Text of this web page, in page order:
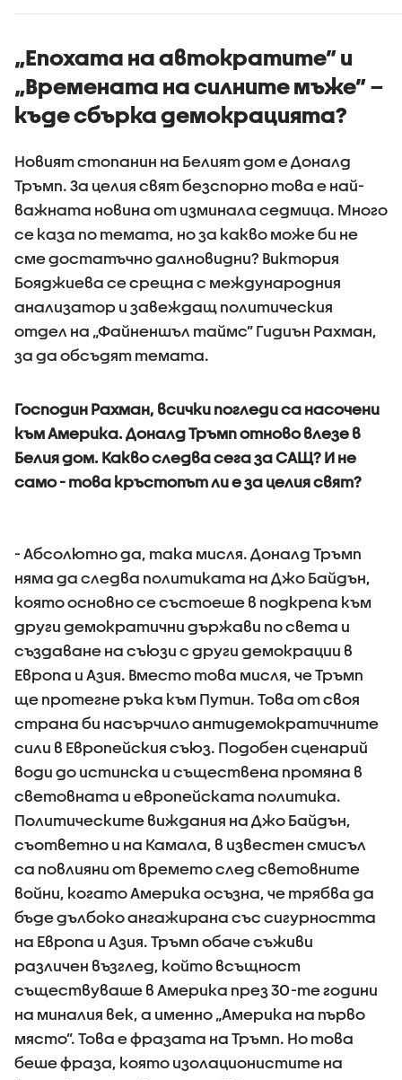
„Епохата на автократите” и
„Времената на силните мъже” –
къде сбърка демокрацията?
Новият стопанин на Белият дом е Доналд
Тръмп. За целия свят безспорно това е най-
важната новина от изминала седмица. Много
се каза по темата, но за какво може би не
сме достатъчно далновидни? Виктория
Бояджиева се срещна с международния
анализатор и завеждащ политическия
отдел на „Файненшъл таймс” Гидиън Рахман,
за да обсъдят темата.
Господин Рахман, всички погледи са насочени
към Америка. Доналд Тръмп отново влезе в
Белия дом. Какво следва сега за САЩ? И не
само - това кръстопът ли е за целия свят?
- Абсолютно да, така мисля. Доналд Тръмп
няма да следва политиката на Джо Байдън,
която основно се състоеше в подкрепа към
други демократични държави по света и
създаване на съюзи с други демокрации в
Европа и Азия. Вместо това мисля, че Тръмп
ще протегне ръка към Путин. Това от своя
страна би насърчило антидемократичните
сили в Европейския съюз. Подобен сценарий
води до истинска и съществена промяна в
световната и европейската политика.
Политическите виждания на Джо Байдън,
съответно и на Камала, в известен смисъл
са повлияни от времето след световните
войни, когато Америка осъзна, че трябва да
бъде дълбоко ангажирана със сигурността
на Европа и Азия. Тръмп обаче съживи
различен възглед, който всъщност
съществуваше в Америка през 30-те години
на миналия век, а именно „Америка на първо
място”. Това е фразата на Тръмп. Но това
беше фраза, която изолационистите на